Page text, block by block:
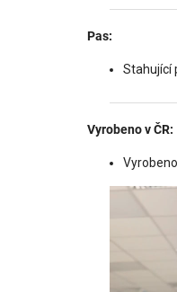
Pas:
Stahující
Vyrobeno v ČR: